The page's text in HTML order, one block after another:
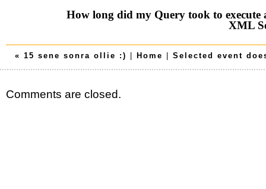
How long did my Query took to execute
XML
« 15 sene sonra ollie :) | Home | Selected event
Comments are closed.